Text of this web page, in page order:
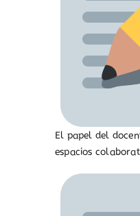
El papel del
espacios